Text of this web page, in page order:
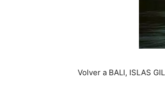
Volver a BALI, ISLAS